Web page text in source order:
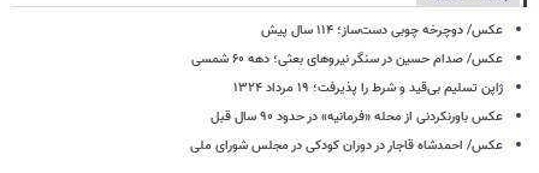
عکس/ دوچرخه چوبی دست‌ساز؛ ۱۱۴ سال پیش
عکس/ صدام حسین در سنگر نیروهای بعثی؛ دهه ۶۰ شمسی
ژاپن تسلیم بی‌قید و شرط را پذیرفت؛ ۱۹ مرداد ۱۳۲۴
عکس باورنکردنی از محله «فرمانیه» در حدود ۹۰ سال قبل
عکس/ احمدشاه قاجار در دوران کودکی در مجلس شورای ملی